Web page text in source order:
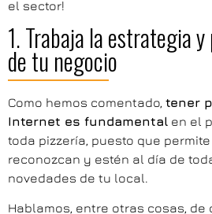
el sector!
1. Trabaja la estrategia
de tu negocio
Como hemos comentado, tener
Internet es fundamental en el
toda pizzería, puesto que
reconozcan y estén al día de
novedades de tu local.
Hablamos, entre otras cosas,